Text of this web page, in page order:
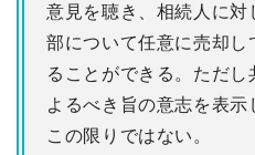
意見を聴き、相続人に対
部について任意に売却
ることができる。ただ
よるべき旨の意志を表示
この限りではない。